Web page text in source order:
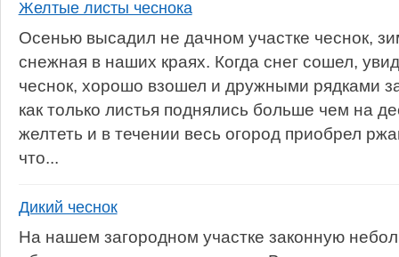
Желтые листы чеснока
Осенью высадил не дачном участке чеснок,
снежная в наших краях. Когда снег сошел,
чеснок, хорошо взошел и дружными рядками
как только листья поднялись больше чем на
желтеть и в течении весь огород приобрел
что...
Дикий чеснок
На нашем загородном участке законную